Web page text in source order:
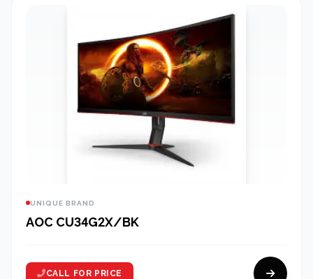
UNIQUE BRAND
AOC CU34G2X/BK
CALL FOR PRICE